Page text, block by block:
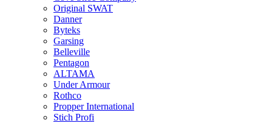
Original SWAT
Danner
Byteks
Garsing
Belleville
Pentagon
ALTAMA
Under Armour
Rothco
Propper International
Stich Profi